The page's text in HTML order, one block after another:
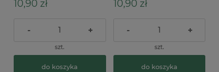
10,90 zł
- +
szt.
do koszyka
10,90 zł
- +
szt.
do koszyka